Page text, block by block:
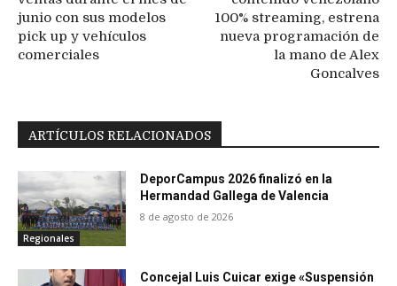
junio con sus modelos
pick up y vehículos
comerciales
100% streaming, estrena
nueva programación de
la mano de Alex
Goncalves
ARTÍCULOS RELACIONADOS
Regionales
DeporCampus 2026 finalizó en la
Hermandad Gallega de Valencia
8 de agosto de 2026
Concejal Luis Cuicar exige «Suspensión